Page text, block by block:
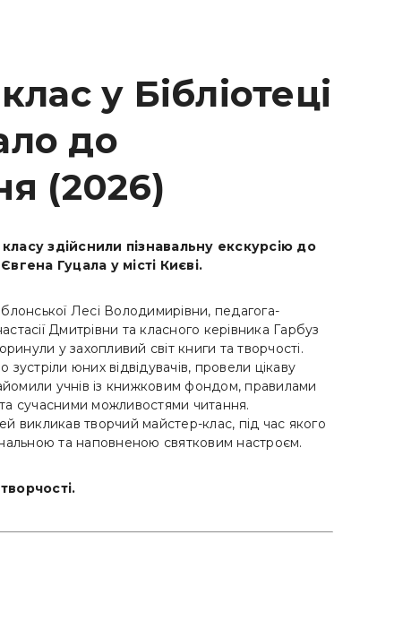
у Бібліотеці
до
(2026)
здійснили пізнавальну екскурсію до
Гуцала у місті Києві.
Лесі Володимирівни, педагога-
Дмитрівни та класного керівника Гарбуз
у захопливий світ книги та творчості.
юних відвідувачів, провели цікаву
учнів із книжковим фондом, правилами
сучасними можливостями читання.
викликав творчий майстер-клас, під час якого
та наповненою святковим настроєм.